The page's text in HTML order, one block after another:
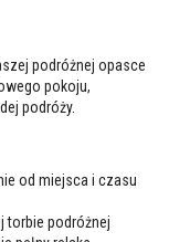
podróżnej opasce
pokoju,
podróży.
od miejsca i czasu
torbie podróżnej